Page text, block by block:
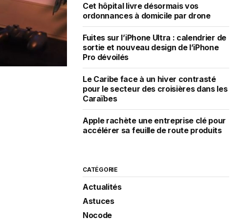
Cet hôpital livre désormais vos
ordonnances à domicile par drone
Fuites sur l’iPhone Ultra : calendrier de
sortie et nouveau design de l’iPhone
Pro dévoilés
Le Caribe face à un hiver contrasté
pour le secteur des croisières dans les
Caraïbes
Apple rachète une entreprise clé pour
accélérer sa feuille de route produits
CATÉGORIE
Actualités
Astuces
Nocode